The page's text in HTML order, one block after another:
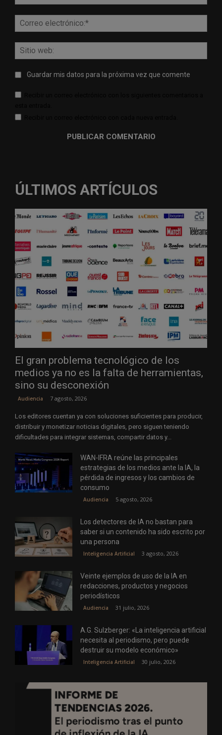
Guardar mis datos para la próxima vez que comente
ÚLTIMOS ARTÍCULOS
El gran problema tecnológico de los
medios ya no es la falta de herramientas,
sino su desconexión
Audiencia 7 agosto, 2026
Los editores cuentan ya con soluciones suficientes para producir,
distribuir y monetizar noticias digitales, pero siguen teniendo
dificultades para integrar sistemas, compartir datos y...
WAN-IFRA reúne las principales
estrategias de los medios ante la IA, la
pérdida de ingresos y los cambios de
consumo
Audiencia 5 agosto, 2026
Los detectores de IA no bastan para
saber si un contenido ha sido escrito por
una persona
Inteligencia Artificial 3 agosto, 2026
Veinte ejemplos de uso de la IA en
redacciones, productos y negocios
periodísticos
Audiencia 31 julio, 2026
A.G. Sulzberger: «La inteligencia artificial
necesita al periodismo, pero puede
destruir su modelo económico»
Inteligencia Artificial 30 julio, 2026